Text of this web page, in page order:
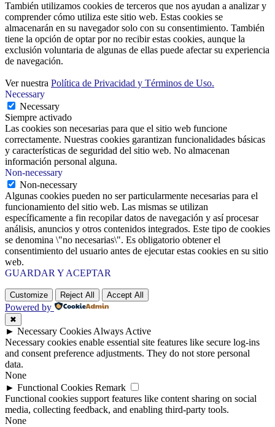
También utilizamos cookies de terceros que nos ayudan a analizar y
comprender cómo utiliza este sitio web. Estas cookies se
almacenarán en su navegador solo con su consentimiento. También
tiene la opción de optar por no recibir estas cookies, aunque la
exclusión voluntaria de algunas de ellas puede afectar su experiencia
de navegación.
Ver nuestra Política de Privacidad y Términos de Uso.
Necessary
Necessary
Siempre activado
Las cookies son necesarias para que el sitio web funcione
correctamente. Nuestras cookies garantizan funcionalidades básicas
y características de seguridad del sitio web. No almacenan
información personal alguna.
Non-necessary
Non-necessary
Algunas cookies pueden no ser particularmente necesarias para el
funcionamiento del sitio web. Las mismas se utilizan
específicamente a fin recopilar datos de navegación y así procesar
análisis, anuncios y otros contenidos integrados. Este tipo de cookies
se denomina \"no necesarias\". Es obligatorio obtener el
consentimiento del usuario antes de ejecutar estas cookies en su sitio
web.
GUARDAR Y ACEPTAR
Customize Reject All Accept All
Powered by
✖
► Necessary Cookies Always Active
Necessary cookies enable essential site features like secure log-ins
and consent preference adjustments. They do not store personal
data.
None
► Functional Cookies Remark
Functional cookies support features like content sharing on social
media, collecting feedback, and enabling third-party tools.
None